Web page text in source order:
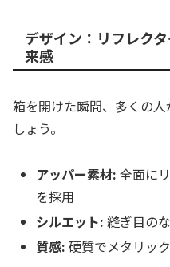
デザイン：リフレク
来感
箱を開けた瞬間、多くの
しょう。
アッパー素材: 全面に
を採用
シルエット: 縫ぎ目の
質感: 硬質でメタリッ